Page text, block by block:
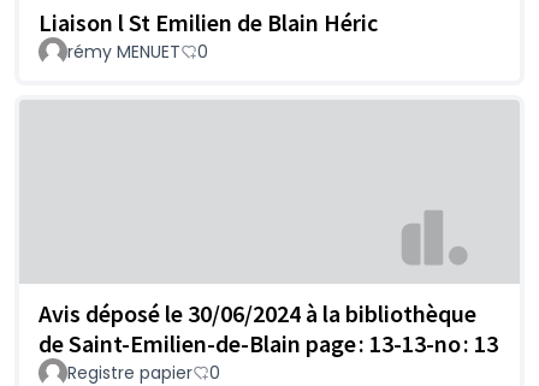
Liaison l St Emilien de Blain Héric
rémy MENUET 0
Avis déposé le 30/06/2024 à la bibliothèque
de Saint-Emilien-de-Blain page : 13-13-no : 13
Registre papier 0